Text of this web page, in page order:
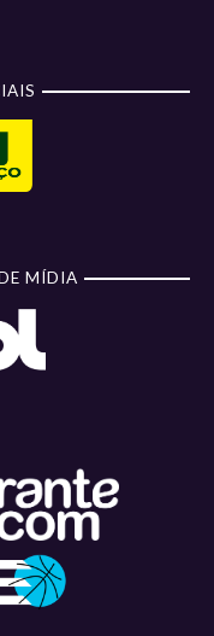
MÍDIA